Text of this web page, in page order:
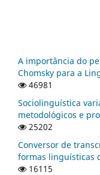
A importância do
Chomsky para a
46981
Sociolinguística
metodológicos e
25202
Conversor de
formas linguísticas
16115